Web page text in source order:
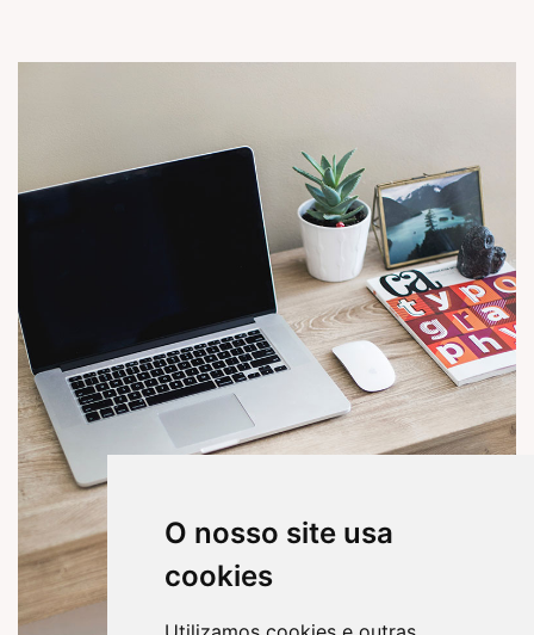
O nosso site usa
cookies